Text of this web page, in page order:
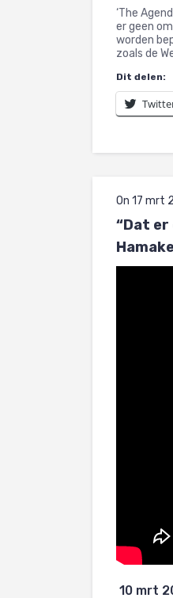
‘The
er geen
worden
zoals de
Dit delen:
On 17 mrt
“Dat
10 mrt